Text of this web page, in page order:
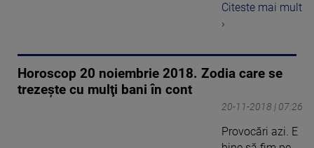
Citeste mai mult
›
Horoscop 20 noiembrie 2018. Zodia care se
trezeşte cu mulţi bani în cont
20-11-2018 | 07:26
Provocări azi. E